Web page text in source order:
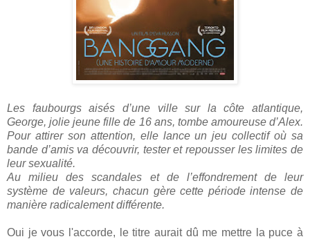
Les faubourgs aisés d’une ville sur la côte atlantique,
George, jolie jeune fille de 16 ans, tombe amoureuse d’Alex.
Pour attirer son attention, elle lance un jeu collectif où sa
bande d’amis va découvrir, tester et repousser les limites de
leur sexualité.
Au milieu des scandales et de l’effondrement de leur
système de valeurs, chacun gère cette période intense de
manière radicalement différente.
Oui je vous l'accorde, le titre aurait dû me mettre la puce à